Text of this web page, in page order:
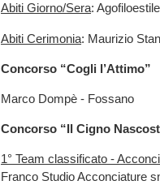
Abiti Giorno/Sera:
Abiti Cerimonia: Maurizio
Concorso “Cogli l’Attimo”
Marco Dompè - Fossano
Concorso “Il Cigno
1° Team classificato -
Franco Studio Acconciature